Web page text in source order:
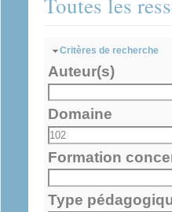
Masquer
Critères de recherche
Auteur(s)
Domaine
Formation
Type